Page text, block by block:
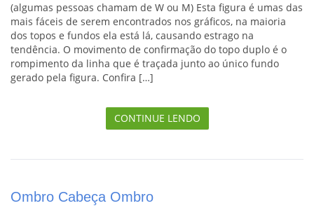
(algumas pessoas chamam de W ou M) Esta figura é umas das
mais fáceis de serem encontrados nos gráficos, na maioria
dos topos e fundos ela está lá, causando estrago na
tendência. O movimento de confirmação do topo duplo é o
rompimento da linha que é traçada junto ao único fundo
gerado pela figura. Confira […]
CONTINUE LENDO
Ombro Cabeça Ombro